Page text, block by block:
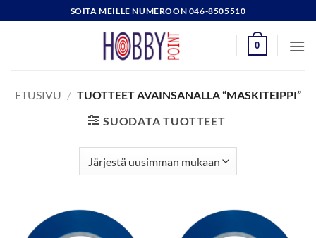
to
SOITA MEILLE NUMEROON 046-8505510
0
ETUSIVU / TUOTTEET AVAINSANALLA “MASKITEIPPI”
SUODATA TUOTTEET